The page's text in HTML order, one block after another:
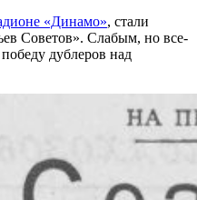
«Динамо», стали
Советов». Слабым, но все-
дублеров над